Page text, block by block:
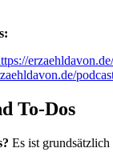
To-Dos
Es ist